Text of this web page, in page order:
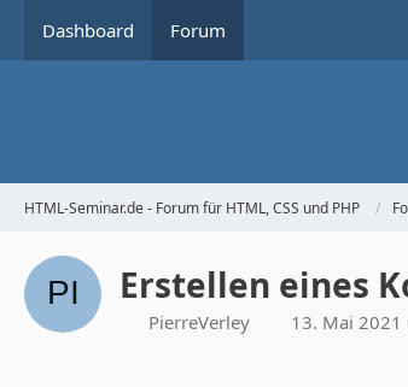
Dashboard Forum
HTML-Seminar.de - Forum für HTML, CSS und PHP
Erstellen eines
PierreVerley 13. Mai